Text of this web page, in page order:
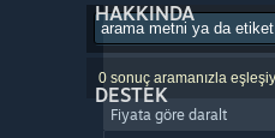
HAKKINDA
DESTEK
0 sonuç aramanızla
Fiyata göre daralt